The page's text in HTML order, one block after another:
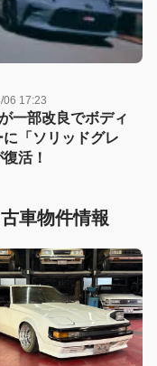
06 17:23
一部改良でボディ
に「ソリッドグレ
活！
車物件情報